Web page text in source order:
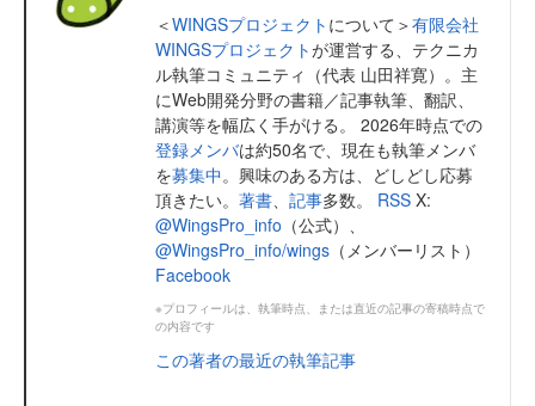
＜WINGSプロジェクト について＞有限会社
WINGSプロジェクトが運営する、テクニカ
ル執筆コミュニティ（代表 山田祥寛）。主
にWeb開発分野の書籍／記事執筆、翻訳、
講演等を幅広く手がける。 2026年時点での
登録メンバは約50名で、現在も執筆メンバ
を募集中。興味のある方は、どしどし応募
頂きたい。 著書 記事多数。 RSS X:
@WingsPro_info （公式）、
@WingsPro_info/wings （メンバーリスト）
Facebook
※プロフィールは、執筆時点、または直近の記事の寄稿時点で
の内容です
この著者の最近の執筆記事